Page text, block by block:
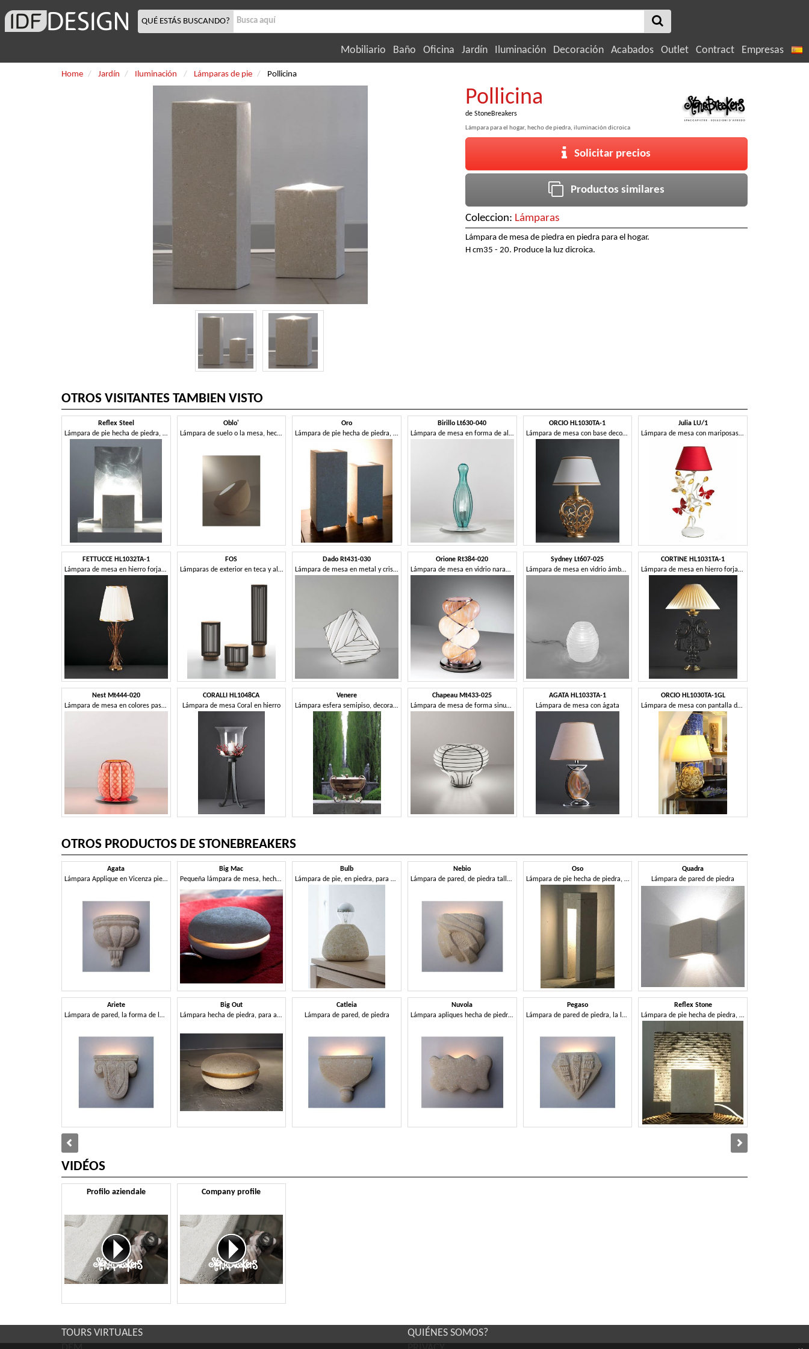
QUÉ ESTÁS BUSCANDO?
Mobiliario Baño Oficina Jardín Iluminación Decoración Acabados Outlet Contract Empresas
Home Jardín Iluminación Lámparas de pie Pollicina
Pollicina
de StoneBreakers
Lámpara para el hogar, hecho de piedra, iluminación dicroica
Solicitar precios
Productos similares
Coleccion: Lámparas
Lámpara de mesa de piedra en piedra para el hogar.
H cm35 - 20. Produce la luz dicroica.
OTROS VISITANTES TAMBIEN VISTO
Reflex Steel
Lámpara de pie hecha de piedra, forma cuadrada
Oblo'
Lámpara de suelo o la mesa, hecha de piedra tallada
Oro
Lámpara de pie hecha de piedra, luz incandescente
Birillo Lt630-040
Lámpara de mesa en forma de alfiler
ORCIO HL1030TA-1
Lámpara de mesa con base decorada
Julia LU/1
Lámpara de mesa con mariposas decorativas
FETTUCCE HL1032TA-1
Lámpara de mesa en hierro forjado
FOS
Lámparas de exterior en teca y aluminio.
Dado Rt431-030
Lámpara de mesa en metal y cristal blanco
Orione Rt384-020
Lámpara de mesa en vidrio naranja o rosa
Sydney Lt607-025
Lámpara de mesa en vidrio ámbar o blanco
CORTINE HL1031TA-1
Lámpara de mesa en hierro forjado
Nest Mt444-020
Lámpara de mesa en colores pastel
CORALLI HL1048CA
Lámpara de mesa Coral en hierro
Venere
Lámpara esfera semipiso, decorado con cristal de Murano
Chapeau Mt433-025
Lámpara de mesa de forma sinuosa
AGATA HL1033TA-1
Lámpara de mesa con ágata
ORCIO HL1030TA-1GL
Lámpara de mesa con pantalla de tela
OTROS PRODUCTOS DE STONEBREAKERS
Agata
Lámpara Applique en Vicenza piedra blanca, luz incandescente
Ariete
Lámpara de pared, la forma de la cabeza de un carnero, hecho de piedra
Big Mac
Pequeña lámpara de mesa, hecha de piedra
Big Out
Lámpara hecha de piedra, para al aire libre
Bulb
Lámpara de pie, en piedra, para el estudio y la casa
Catleia
Lámpara de pared, de piedra
Nebio
Lámpara de pared, de piedra tallada
Nuvola
Lámpara apliques hecha de piedra blanca de Vicenza
Oso
Lámpara de pie hecha de piedra, luz incandescente
Pegaso
Lámpara de pared de piedra, la luz halógena
Quadra
Lámpara de pared de piedra
Reflex Stone
Lámpara de pie hecha de piedra, forma cúbica
VIDÉOS
Profilo aziendale Company profile
TOURS VIRTUALES
QUIÉNES SOMOS?